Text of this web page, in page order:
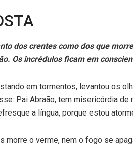
dos crentes como dos que
Os incrédulos ficam em
em tormentos, levantou os
Pai Abraão, tem misericórdia de
a língua, porque estou
morre o verme, nem o fogo se